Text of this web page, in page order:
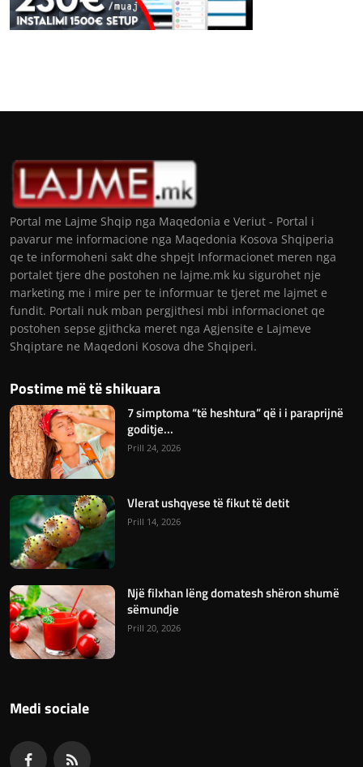
Portal me Lajme Shqip nga Maqedonia e Veriut - Portal i
pavarur me informacione nga Maqedonia Kosova Shqiperia
qe te informoheni sakt dhe shpejt Informacionet meren nga
portalet tjere dhe postohen ne lajme.mk ku sigurohet nje
marketing me i mire per te informuar te tjeret me lajmet e
fundit. Portali nuk mban pergjithesi mbi informacionet qe
postohen sepse gjithcka meret nga Agjensite e Lajmeve
Shqiptare ne Maqedoni Kosova dhe Shqiperi.
Postime më të shikuara
7 simptoma “të heshtura” që i i paraprijnë
goditje...
Prill 24, 2026
Vlerat ushqyese të fikut të detit
Prill 14, 2026
Një filxhan lëng domatesh shëron shumë
sëmundje
Prill 20, 2026
Medi sociale